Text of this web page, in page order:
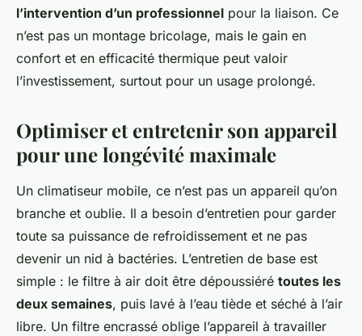
l’intervention d’un professionnel pour la liaison. Ce
n’est pas un montage bricolage, mais le gain en
confort et en efficacité thermique peut valoir
l’investissement, surtout pour un usage prolongé.
Optimiser et entretenir son appareil
pour une longévité maximale
Un climatiseur mobile, ce n’est pas un appareil qu’on
branche et oublie. Il a besoin d’entretien pour garder
toute sa puissance de refroidissement et ne pas
devenir un nid à bactéries. L’entretien de base est
simple : le filtre à air doit être dépoussiéré toutes les
deux semaines, puis lavé à l’eau tiède et séché à l’air
libre. Un filtre encrassé oblige l’appareil à travailler